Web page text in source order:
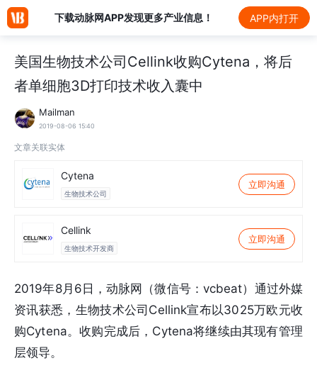
下载动脉网APP发现更多产业信息！ APP内打开
美国生物技术公司Cellink收购Cytena，将后
者单细胞3D打印技术收入囊中
Mailman
2019-08-06 15:40
文章关联实体
Cytena
生物技术公司
立即沟通
Cellink
生物技术开发商
立即沟通
2019年8月6日，动脉网（微信号：vcbeat）通过外媒
资讯获悉，生物技术公司Cellink宣布以3025万欧元收
购Cytena。收购完成后，Cytena将继续由其现有管理
层领导。